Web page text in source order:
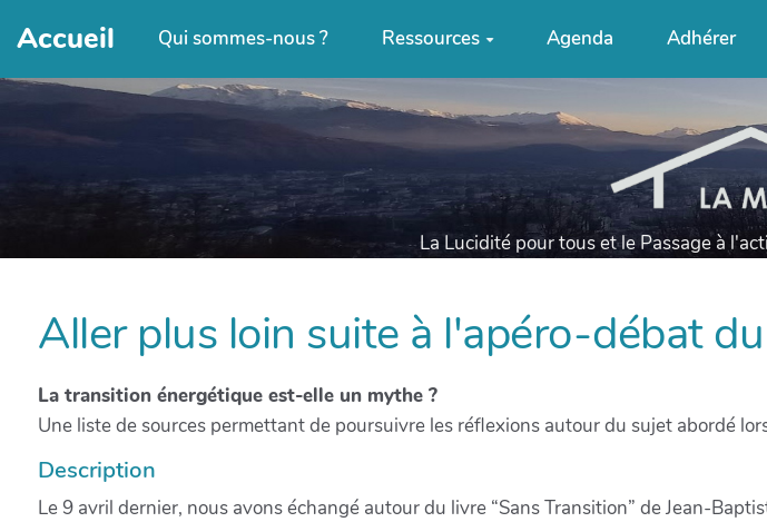
Accueil Qui sommes-nous ? Ressources Agenda Adhérer
La Lucidité pour tous et le Passage à
Aller plus loin suite à l'apéro-débat
La transition énergétique est-elle un mythe ?
Une liste de sources permettant de poursuivre les réflexions autour du sujet abordé
Description
Le 9 avril dernier, nous avons échangé autour du livre “Sans Transition” de Jean-